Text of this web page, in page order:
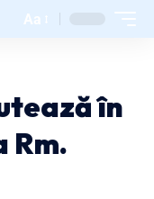
Aa
în
Rm.